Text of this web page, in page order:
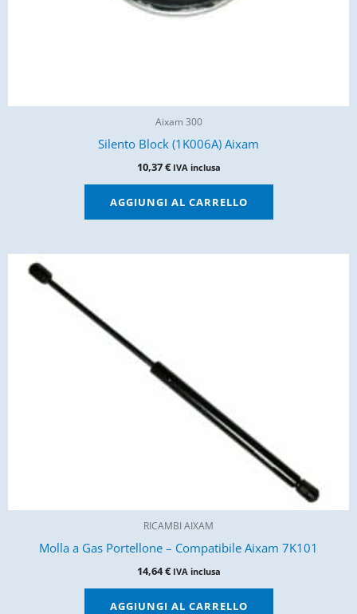
Aixam 300
Silento Block (1K006A) Aixam
10,37€ IVA inclusa
AGGIUNGI AL CARRELLO
RICAMBI AIXAM
Molla a Gas Portellone – Compatibile Aixam 7K101
14,64€ IVA inclusa
AGGIUNGI AL CARRELLO